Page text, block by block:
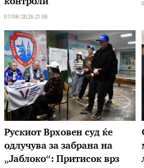
контроли
07/08/2026 21:08
Рускиот Врховен суд ќе
одлучува за забрана на
„Јаблоко“: Притисок врз